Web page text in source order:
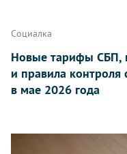
Социалка
Новые тарифы СБП,
и правила контроля
в мае 2026 года